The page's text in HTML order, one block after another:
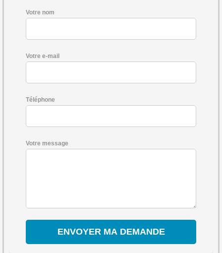
Votre nom
Votre e-mail
Téléphone
Votre message